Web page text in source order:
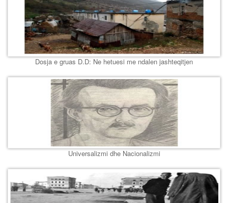
Dosja e gruas D.D: Ne hetuesi me ndalen jashteqitjen
Universalizmi dhe Nacionalizmi